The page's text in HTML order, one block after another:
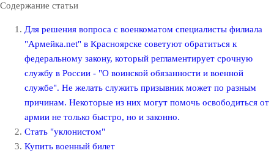
Содержание статьи
Для решения вопроса с военкоматом специалисты филиала
"Армейка.net" в Красноярске советуют обратиться к
федеральному закону, который регламентирует срочную
службу в России - "О воинской обязанности и военной
службе". Не желать служить призывник может по разным
причинам. Некоторые из них могут помочь освободиться от
армии не только быстро, но и законно.
Стать "уклонистом"
Купить военный билет